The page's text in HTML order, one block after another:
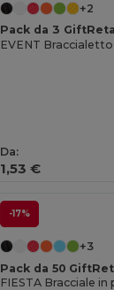
+2
Pack da 3
Da:
1,53 €
-17%
+3
Pack da 50
FIESTA Bracciale